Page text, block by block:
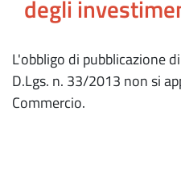
degli
L'obbligo di pubblicazione
D.Lgs. n. 33/2013 non si
Commercio.